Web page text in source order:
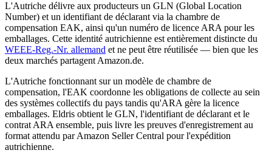
L'Autriche délivre aux producteurs un GLN (Global Location
Number) et un identifiant de déclarant via la chambre de
compensation EAK, ainsi qu'un numéro de licence ARA pour les
emballages. Cette identité autrichienne est entièrement distincte du
WEEE-Reg.-Nr. allemand et ne peut être réutilisée — bien que les
deux marchés partagent Amazon.de.
L'Autriche fonctionnant sur un modèle de chambre de
compensation, l'EAK coordonne les obligations de collecte au sein
des systèmes collectifs du pays tandis qu'ARA gère la licence
emballages. Eldris obtient le GLN, l'identifiant de déclarant et le
contrat ARA ensemble, puis livre les preuves d'enregistrement au
format attendu par Amazon Seller Central pour l'expédition
autrichienne.